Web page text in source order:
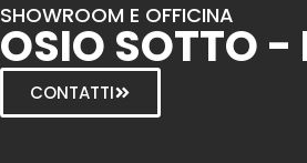
SHOWROOM E OFFICINA
OSIO SOTTO -
CONTATTI